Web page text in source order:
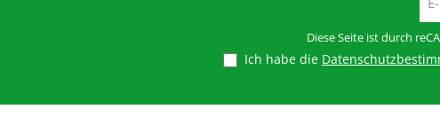
Diese Seite ist durch
Ich habe die